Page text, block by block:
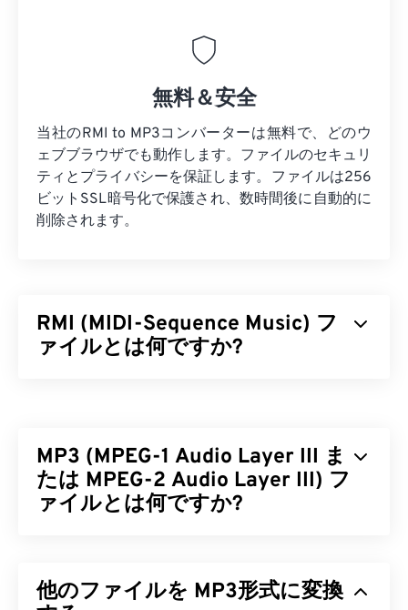
無料＆安全
当社のRMI to MP3コンバーターは無料で、どのウ
ェブブラウザでも動作します。ファイルのセキュリ
ティとプライバシーを保証します。ファイルは256
ビットSSL暗号化で保護され、数時間後に自動的に
削除されます。
RMI (MIDI-Sequence Music) フ
ァイルとは何ですか?
ァイル形式です。コンテナ内では、RMIファイルは
命令を提供し、コメントを保存する役割を果たしま
す。また、RMIファイルにはオーディオデータは含
MP3 (MPEG-1 Audio Layer III ま
たは MPEG-2 Audio Layer III) フ
ァイルとは何ですか?
さなファイルに圧縮し、 デジタル保存および伝送を
他のファイルを MP3形式に変換